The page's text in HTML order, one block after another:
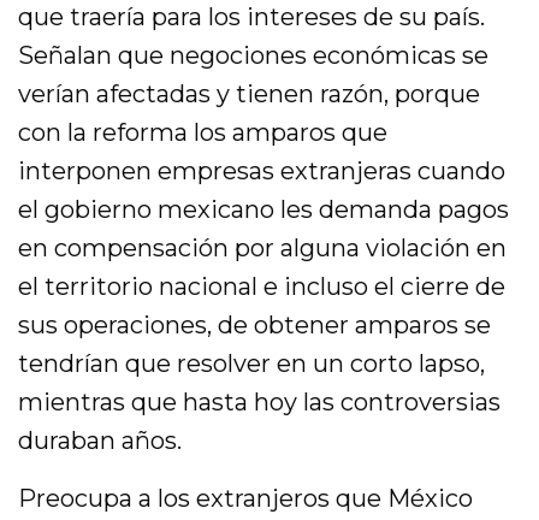
que traería para los intereses de su país.
Señalan que negociones económicas se
verían afectadas y tienen razón, porque
con la reforma los amparos que
interponen empresas extranjeras cuando
el gobierno mexicano les demanda pagos
en compensación por alguna violación en
el territorio nacional e incluso el cierre de
sus operaciones, de obtener amparos se
tendrían que resolver en un corto lapso,
mientras que hasta hoy las controversias
duraban años.
Preocupa a los extranjeros que México